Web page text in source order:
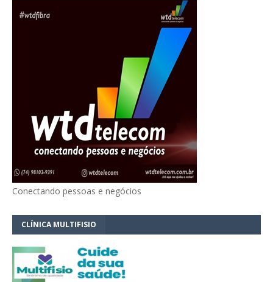
Conectando pessoas e negócios
CLÍNICA MULTIFISIO